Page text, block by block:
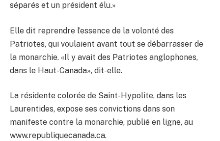
séparés et un président élu.»
Elle dit reprendre l’essence de la volonté des
Patriotes, qui voulaient avant tout se débarrasser de
la monarchie. «Il y avait des Patriotes anglophones,
dans le Haut-Canada», dit-elle.
La résidente colorée de Saint-Hypolite, dans les
Laurentides, expose ses convictions dans son
manifeste contre la monarchie, publié en ligne, au
www.republiquecanada.ca.